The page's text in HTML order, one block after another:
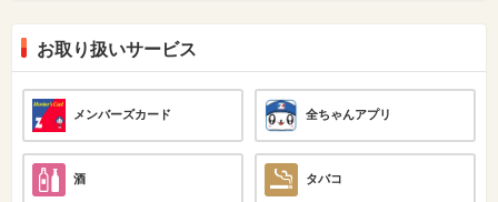
お取り扱いサービス
メンバーズカード 全ちゃんアプリ
酒 タバコ